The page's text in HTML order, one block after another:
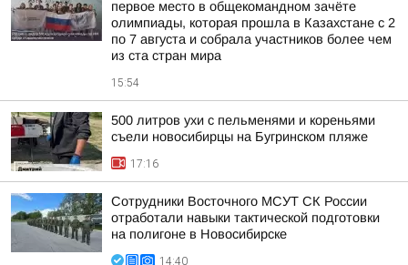
первое место в общекомандном зачёте
олимпиады, которая прошла в Казахстане с 2
по 7 августа и собрала участников более чем
из ста стран мира
15:54
500 литров ухи с пельменями и кореньями
съели новосибирцы на Бугринском пляже
17:16
Сотрудники Восточного МСУТ СК России
отработали навыки тактической подготовки
на полигоне в Новосибирске
14:40